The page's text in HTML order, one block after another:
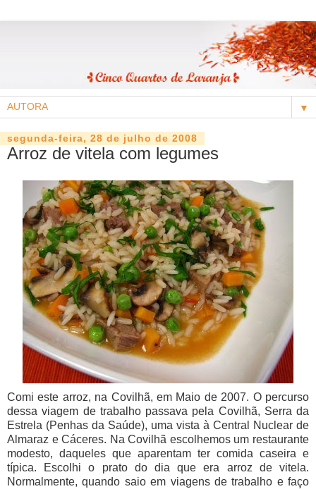
▼
segunda-feira, 28 de julho de 2008
Arroz de vitela com legumes
Comi este arroz, na Covilhã, em Maio de 2007. O percurso
dessa viagem de trabalho passava pela Covilhã, Serra da
Estrela (Penhas da Saúde), uma vista à Central Nuclear de
Almaraz e Cáceres. Na Covilhã escolhemos um restaurante
modesto, daqueles que aparentam ter comida caseira e
típica. Escolhi o prato do dia que era arroz de vitela.
Normalmente, quando saio em viagens de trabalho e faço